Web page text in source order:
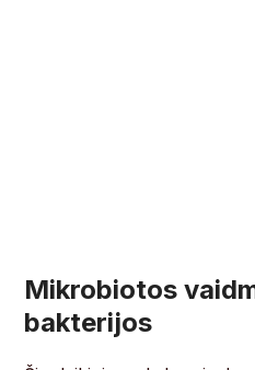
Mikrobiotos
bakterijos